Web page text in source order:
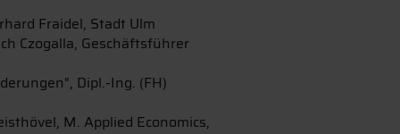
Fraidel, Stadt Ulm
Czogalla, Geschäftsführer
Dipl.-Ing. (FH)
M. Applied Economics,